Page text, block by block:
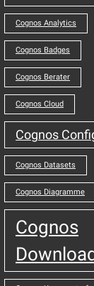
Cognos Analytics
Cognos Badges
Cognos Berater
Cognos Cloud
Cognos
Cognos Datasets
Cognos Diagramme
Cognos